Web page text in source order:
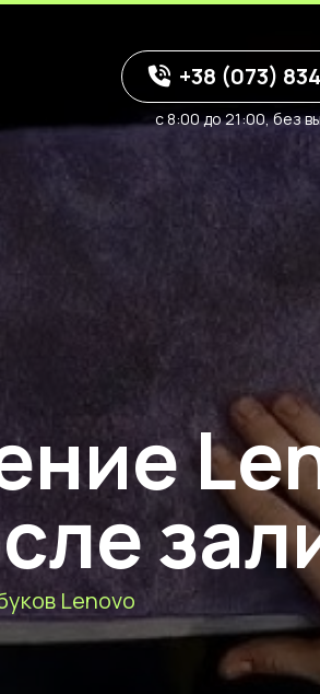
+38 (073)
с 8:00 до 21:00, без
Lenovo